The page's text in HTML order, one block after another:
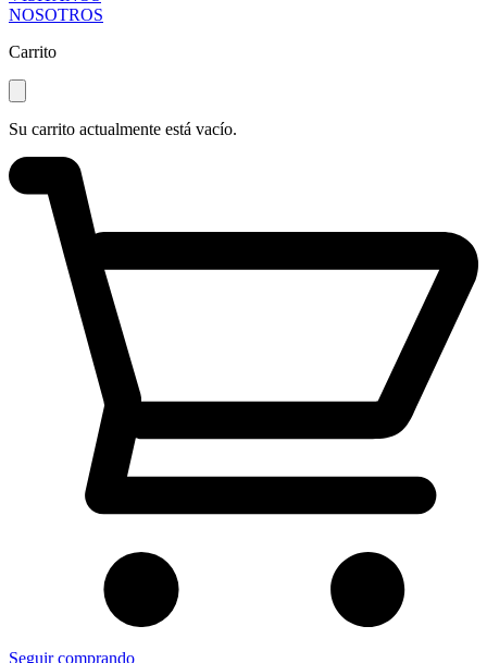
NOSOTROS
Carrito
Su carrito actualmente está vacío.
Seguir comprando